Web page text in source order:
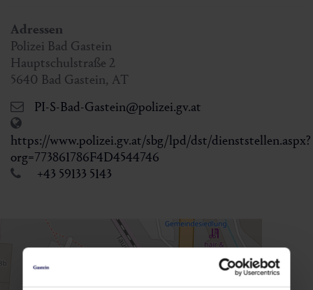
Adressen
Polizei Bad Gastein
Hauptschulstraße 2
5640 Bad Gastein, AT
PI-S-Bad-Gastein@polizei.gv.at
https://www.polizei.gv.at/sbg/lpd/dst/dienststellen.aspx?
org=773861786F4D4544746
+43 59133 5143